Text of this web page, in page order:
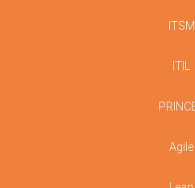
ITSM
ITIL
Agile